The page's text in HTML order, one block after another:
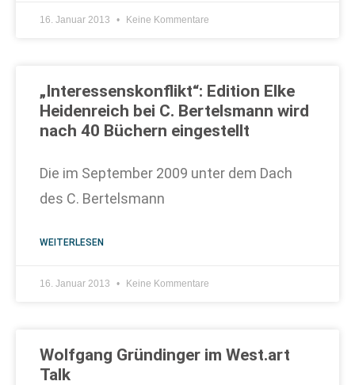
16. Januar 2013 Keine Kommentare
„Interessenskonflikt“: Edition Elke
Heidenreich bei C. Bertelsmann wird
nach 40 Büchern eingestellt
Die im September 2009 unter dem Dach
des C. Bertelsmann
WEITERLESEN
16. Januar 2013 Keine Kommentare
Wolfgang Gründinger im West.art
Talk